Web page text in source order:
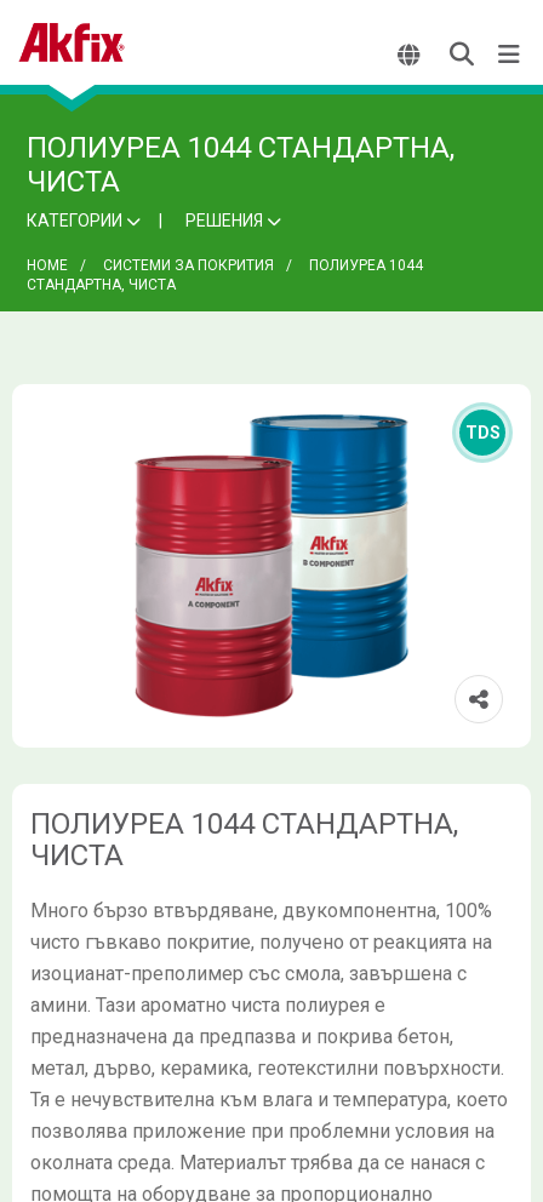
ПОЛИУРЕА 1044 СТАНДАРТНА,
ЧИСТА
КАТЕГОРИИ РЕШЕНИЯ
HOME СИСТЕМИ ЗА ПОКРИТИЯ
ПОЛИУРЕА 1044
СТАНДАРТНА, ЧИСТА
TDS
ПОЛИУРЕА 1044 СТАНДАРТНА,
ЧИСТА
Много бързо втвърдяване, двукомпонентна, 100%
чисто гъвкаво покритие, получено от реакцията на
изоцианат-преполимер със смола, завършена с
амини. Тази ароматно чиста полиурея е
предназначена да предпазва и покрива бетон,
метал, дърво, керамика, геотекстилни повърхности.
Тя е нечувствителна към влага и температура, което
позволява приложение при проблемни условия на
околната среда. Материалът трябва да се нанася с
помощта на оборудване за пропорционално